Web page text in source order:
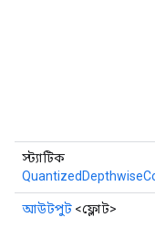
স্ট্যাটিক
আউটপুট <ফ্লোট>